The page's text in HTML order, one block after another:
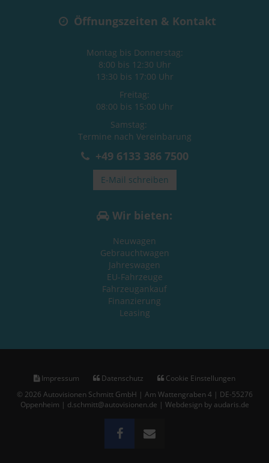
Öffnungszeiten & Kontakt
Montag bis Donnerstag:
8:00 bis 12:30 Uhr
13:30 bis 17:00 Uhr
Freitag:
08:00 bis 15:00 Uhr
Samstag:
Termine nach Vereinbarung
+49 6133 386 7500
E-Mail schreiben
Wir bieten:
Neuwagen
Gebrauchtwagen
Jahreswagen
EU-Fahrzeuge
Fahrzeugankauf
Finanzierung
Leasing
Impressum Datenschutz
Cookie Einstellungen
© 2026 Autovisionen Schmitt GmbH | Am Wattengraben 4 | DE-55276
Oppenheim | d.schmitt@autovisionen.de | Webdesign by audaris.de